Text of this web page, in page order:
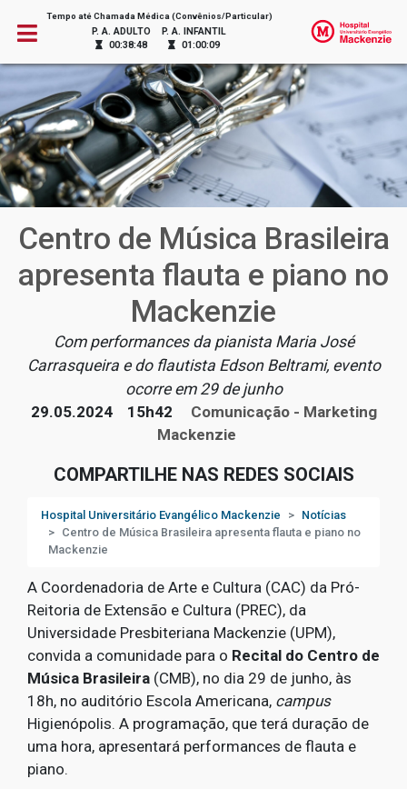
Tempo até Chamada Médica (Convênios/Particular)
P. A. ADULTO
00:38:48
P. A. INFANTIL
01:00:09
Centro de Música Brasileira
apresenta flauta e piano no
Mackenzie
Com performances da pianista Maria José
Carrasqueira e do flautista Edson Beltrami, evento
ocorre em 29 de junho
29.05.2024
15h42
Comunicação - Marketing
Mackenzie
COMPARTILHE NAS REDES SOCIAIS
Hospital Universitário Evangélico Mackenzie
Notícias
Centro de Música Brasileira apresenta flauta e piano no
Mackenzie
A Coordenadoria de Arte e Cultura (CAC) da Pró-
Reitoria de Extensão e Cultura (PREC), da
Universidade Presbiteriana Mackenzie (UPM),
convida a comunidade para o Recital do Centro de
Música Brasileira (CMB), no dia 29 de junho, às
18h, no auditório Escola Americana, campus
Higienópolis. A programação, que terá duração de
uma hora, apresentará performances de flauta e
piano.